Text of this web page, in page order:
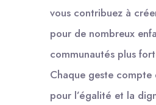
vous contribuez à
pour de nombreux
communautés plus
Chaque geste
pour l’égalité et la